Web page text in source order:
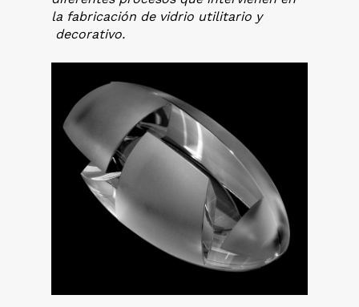
la fabricación de vidrio utilitario y
decorativo.